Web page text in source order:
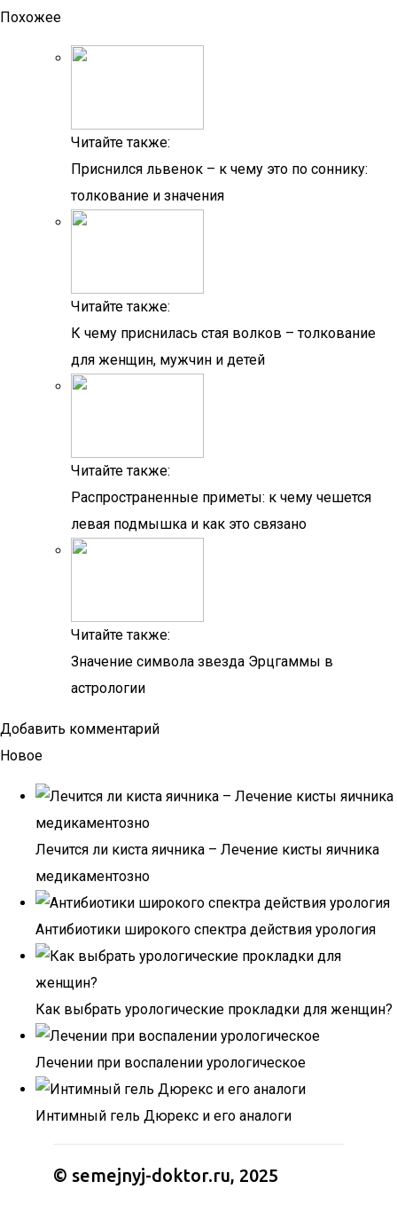
Похожее
Читайте также:
Приснился львенок – к чему это по соннику:
толкование и значения
Читайте также:
К чему приснилась стая волков – толкование
для женщин, мужчин и детей
Читайте также:
Распространенные приметы: к чему чешется
левая подмышка и как это связано
Читайте также:
Значение символа звезда Эрцгаммы в
астрологии
Добавить комментарий
Новое
Лечится ли киста яичника – Лечение кисты яичника
медикаментозно
Антибиотики широкого спектра действия урология
Как выбрать урологические прокладки для женщин?
Лечении при воспалении урологическое
Интимный гель Дюрекс и его аналоги
© semejnyj-doktor.ru, 2025